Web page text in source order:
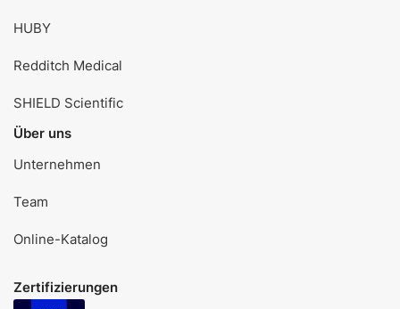
HUBY
Redditch Medical
SHIELD Scientific
Über uns
Unternehmen
Team
Online-Katalog
Zertifizierungen